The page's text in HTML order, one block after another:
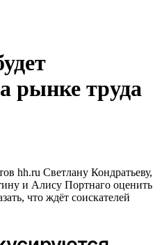
рынке труда
hh.ru Светлану Кондратьеву,
и Алису Портнаго оценить
что ждёт соискателей